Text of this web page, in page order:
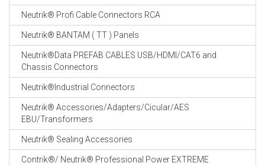
19" RACKS
EN
TOEBEHOREN
CABLE EQUIPEMENTS
Neutrik® Profi Cable Connectors RCA
Neutrik® BANTAM ( TT ) Panels
Neutrik®Data PREFAB CABLES USB/HDMI/CAT6 and
Chassis Connectors
Neutrik®Industrial Connectors
Neutrik® Accessories/Adapters/Cicular/AES
EBU/Transformers
Neutrik® Sealing Accessories
Contrik®/ Neutrik® Professional Power EXTREME